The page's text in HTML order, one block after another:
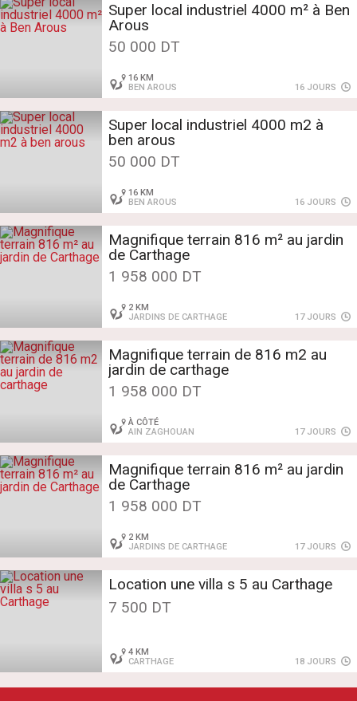
Super local industriel 4000 m² à Ben
Arous
50 000 DT
16 KM
BEN AROUS
16 JOURS
Super local industriel 4000 m2 à
ben arous
50 000 DT
16 KM
BEN AROUS
16 JOURS
Magnifique terrain 816 m² au jardin
de Carthage
1 958 000 DT
2 KM
JARDINS DE CARTHAGE
17 JOURS
Magnifique terrain de 816 m2 au
jardin de carthage
1 958 000 DT
À CÔTÉ
AIN ZAGHOUAN
17 JOURS
Magnifique terrain 816 m² au jardin
de Carthage
1 958 000 DT
2 KM
JARDINS DE CARTHAGE
17 JOURS
Location une villa s 5 au Carthage
7 500 DT
4 KM
CARTHAGE
18 JOURS